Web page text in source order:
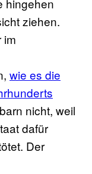
ziehen.
im
wie es die
nicht, weil
dafür
Der